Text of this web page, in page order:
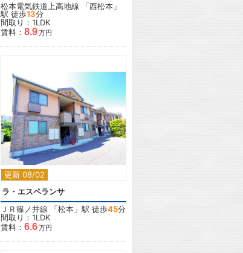
松本電気鉄道上高地線 「西松本 」
駅 徒歩13分
間取り：1LDK
賃料： 8.9万円
更新 08/02
2
ラ・エスペランサ
ＪＲ篠ノ井線 「松本 」駅 徒歩45分
間取り：1LDK
賃料： 6.6万円